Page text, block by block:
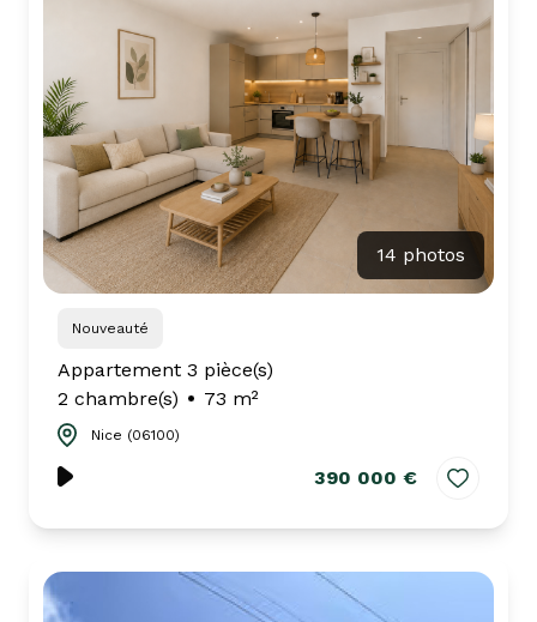
14 photos
Nouveauté
Appartement 3 pièce(s)
2 chambre(s)
73 m²
Nice (06100)
390 000 €